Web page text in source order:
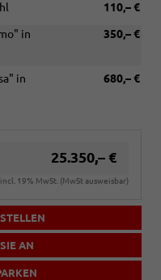
110,– €
350,– €
in
680,– €
in
25.350,– €
incl. 19% MwSt. (MwSt ausweisbar)
AN